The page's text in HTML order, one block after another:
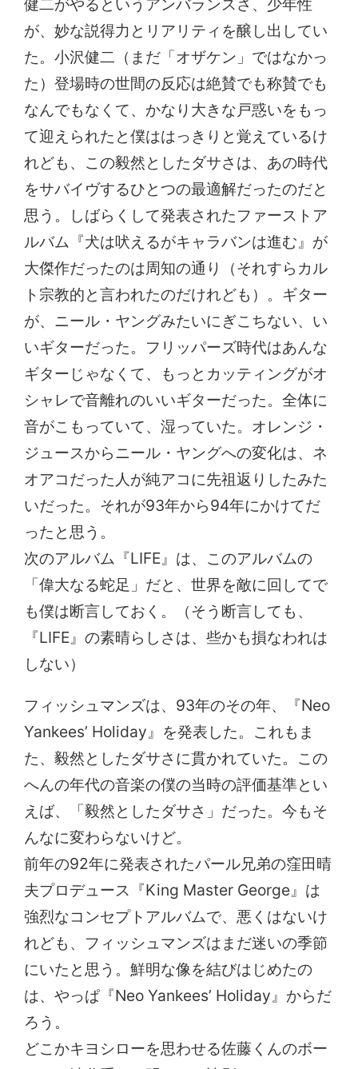
健二がやるというアンバランスさ、少年性
が、妙な説得力とリアリティを醸し出してい
た。小沢健二（まだ「オザケン」ではなかっ
た）登場時の世間の反応は絶賛でも称賛でも
なんでもなくて、かなり大きな戸惑いをもっ
て迎えられたと僕ははっきりと覚えているけ
れども、この毅然としたダサさは、あの時代
をサバイヴするひとつの最適解だったのだと
思う。しばらくして発表されたファーストア
ルバム『犬は吠えるがキャラバンは進む』が
大傑作だったのは周知の通り（それすらカル
ト宗教的と言われたのだけれども）。ギター
が、ニール・ヤングみたいにぎこちない、い
いギターだった。フリッパーズ時代はあんな
ギターじゃなくて、もっとカッティングがオ
シャレで音離れのいいギターだった。全体に
音がこもっていて、湿っていた。オレンジ・
ジュースからニール・ヤングへの変化は、ネ
オアコだった人が純アコに先祖返りしたみた
いだった。それが93年から94年にかけてだ
ったと思う。
次のアルバム『LIFE』は、このアルバムの
「偉大なる蛇足」だと、世界を敵に回してで
も僕は断言しておく。（そう断言しても、
『LIFE』の素晴らしさは、些かも損なわれは
しない）
フィッシュマンズは、93年のその年、『Neo
Yankees’ Holiday』を発表した。これもま
た、毅然としたダサさに貫かれていた。この
へんの年代の音楽の僕の当時の評価基準とい
えば、「毅然としたダサさ」だった。今もそ
んなに変わらないけど。
前年の92年に発表されたパール兄弟の窪田晴
夫プロデュース『King Master George』は
強烈なコンセプトアルバムで、悪くはないけ
れども、フィッシュマンズはまだ迷いの季節
にいたと思う。鮮明な像を結びはじめたの
は、やっぱ『Neo Yankees’ Holiday』からだ
ろう。
どこかキヨシローを思わせる佐藤くんのボー